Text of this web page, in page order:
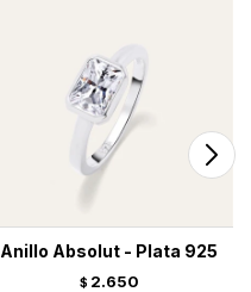
Anillo Absolut - Plata 925
$ 2.650